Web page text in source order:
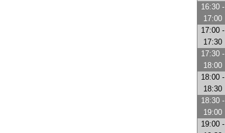
16:30 -
17:00
17:00 -
17:30
17:30 -
18:00
18:00 -
18:30
18:30 -
19:00
19:00 -